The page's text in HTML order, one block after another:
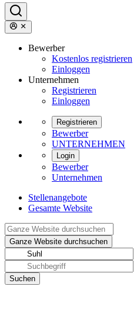
Bewerber
Kostenlos registrieren
Einloggen
Unternehmen
Registrieren
Einloggen
Registrieren
Bewerber
UNTERNEHMEN
Login
Bewerber
Unternehmen
Stellenangebote
Gesamte Website